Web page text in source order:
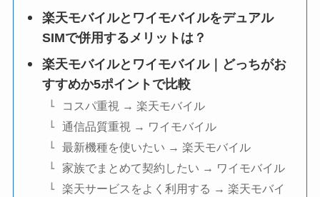
楽天モバイルとワイモバイルをデュアル
SIMで併用するメリットは？
楽天モバイルとワイモバイル｜どっちがお
すすめか5ポイントで比較
コスパ重視 → 楽天モバイル
通信品質重視 → ワイモバイル
最新機種を使いたい → 楽天モバイル
家族でまとめて契約したい → ワイモバイル
楽天サービスをよく利用する → 楽天モバイ